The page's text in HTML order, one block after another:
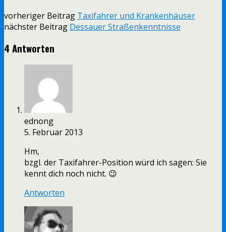
vorheriger Beitrag Taxifahrer und Krankenhäuser
nächster Beitrag Dessauer Straßenkenntnisse
4 Antworten
ednong
5. Februar 2013
Hm,
bzgl. der Taxifahrer-Position würd ich sagen: Sie
kennt dich noch nicht. 😉
Antworten